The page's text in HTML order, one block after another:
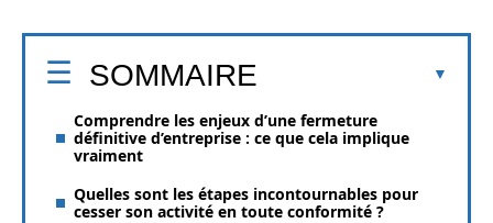
SOMMAIRE
Comprendre les enjeux d’une fermeture
définitive d’entreprise : ce que cela implique
vraiment
Quelles sont les étapes incontournables pour
cesser son activité en toute conformité ?